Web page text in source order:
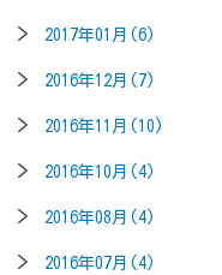
2017年01月(6)
2016年12月(7)
2016年11月(10)
2016年10月(4)
2016年08月(4)
2016年07月(4)